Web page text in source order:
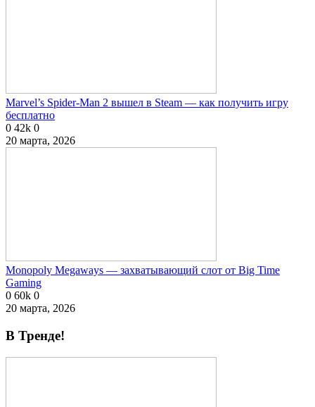
Marvel’s Spider-Man 2 вышел в Steam — как получить игру
бесплатно
0 42k 0
20 марта, 2026
Monopoly Megaways — захватывающий слот от Big Time
Gaming
0 60k 0
20 марта, 2026
В Тренде!